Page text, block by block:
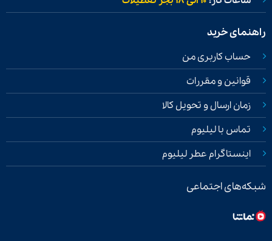
راهنمای خرید
حساب کاربری من
قوانین و مقررات
زمان ارسال و تحویل کالا
تماس با لیلیوم
اینستاگرام عطر لیلیوم
شبکه‌های اجتماعی